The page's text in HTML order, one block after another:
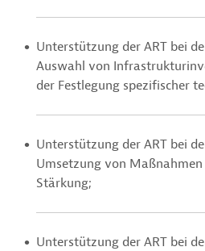
Unterstützung der ART bei
Auswahl von
der Festlegung spezifischer
Unterstützung der ART bei
Umsetzung von
Stärkung;
Unterstützung der ART bei